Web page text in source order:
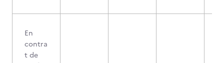
En
contra
t de